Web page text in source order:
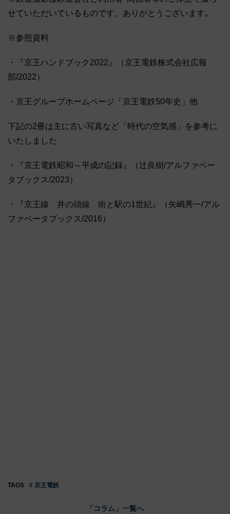
せていただいているものです。ありがとうございます｡
※参照資料
・『京王ハンドブック2022』（京王電鉄株式会社広報
部/2022）
・京王グループホームページ「京王電鉄50年史」他
下記の2冊は主に古い写真など「時代の空気感」を参考に
いたしました
・『京王電鉄昭和～平成の記録』（辻良樹/アルファベー
タブックス/2023）
・『京王線 井の頭線 街と駅の1世紀』（矢嶋秀一/アル
ファベータブックス/2016）
TAGS # 京王電鉄
「コラム」一覧へ